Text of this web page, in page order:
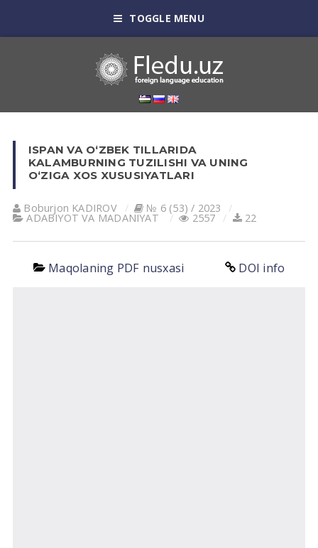
TOGGLE MENU
ISPAN VA OʻZBEK TILLARIDA
KALAMBURNING TUZILISHI VA UNING
OʻZIGA XOS XUSUSIYATLARI
Boburjon KADIROV № 6 (53) / 2023
АDАBIYOT VА MАDАNIYAT 2557 22
Maqolaning PDF nusxasi DOI info